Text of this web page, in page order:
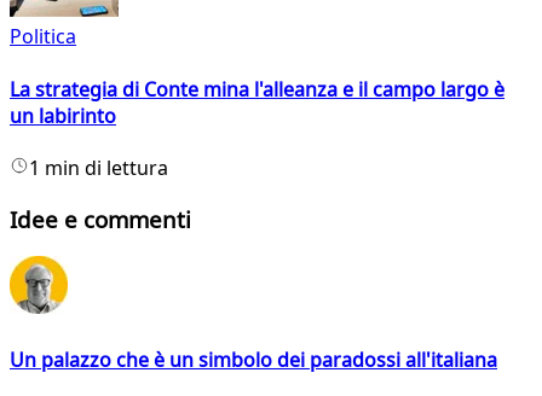
Politica
La strategia di Conte mina l'alleanza e il campo largo è
un labirinto
1 min di lettura
Idee e commenti
Un palazzo che è un simbolo dei paradossi all'italiana